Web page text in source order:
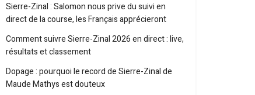
Sierre-Zinal : Salomon nous prive du suivi en
direct de la course, les Français apprécieront
Comment suivre Sierre-Zinal 2026 en direct : live,
résultats et classement
Dopage : pourquoi le record de Sierre-Zinal de
Maude Mathys est douteux